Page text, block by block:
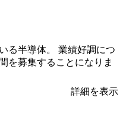
る半導体。 業績好調につ
を募集することになりま
詳細を表示